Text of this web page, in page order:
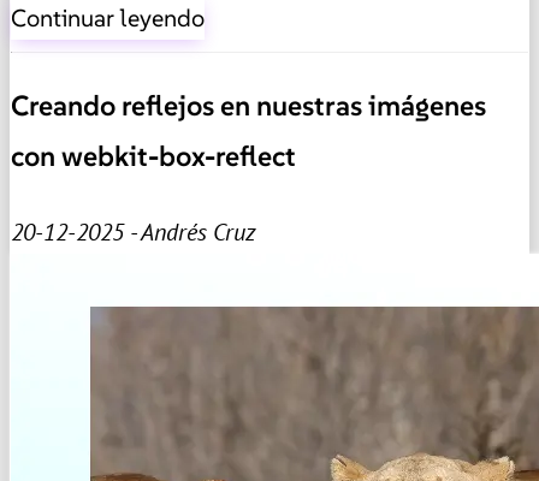
Continuar leyendo
Creando reflejos en nuestras imágenes
con webkit-box-reflect
20-12-2025 - Andrés Cruz